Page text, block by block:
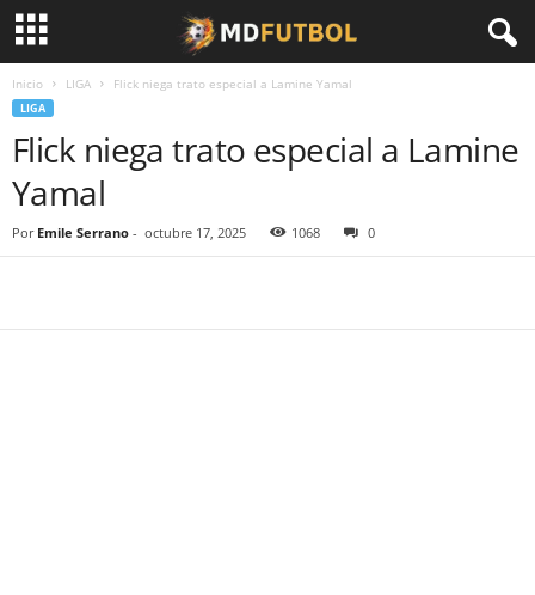
Inicio LIGA Flick niega trato especial a Lamine Yamal
LIGA
Flick niega trato especial a Lamine
Yamal
Por Emile Serrano - octubre 17, 2025 1068 0